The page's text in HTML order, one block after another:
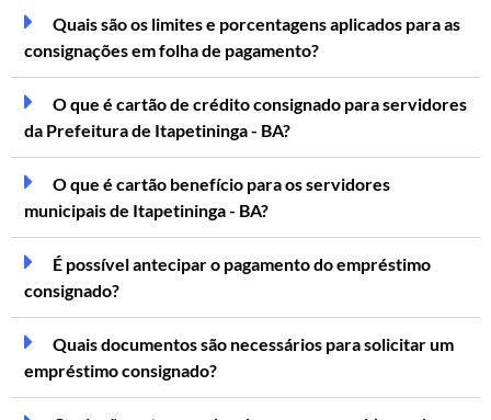
Quais são os limites e porcentagens aplicados para as
consignações em folha de pagamento?
O que é cartão de crédito consignado para servidores
da Prefeitura de Itapetininga - BA?
O que é cartão benefício para os servidores
municipais de Itapetininga - BA?
É possível antecipar o pagamento do empréstimo
consignado?
Quais documentos são necessários para solicitar um
empréstimo consignado?